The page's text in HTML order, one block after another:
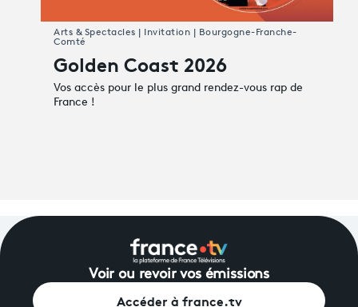
Golden Coast 2026
Vos accès pour le plus grand rendez-vous rap de
France !
Arts & Spectacles | Invitation | Bourgogne-Franche-
Comté
Voir ou revoir vos émissions
Accéder à france.tv